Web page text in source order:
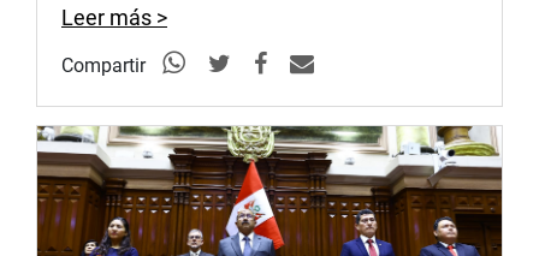
Leer más >
Compartir